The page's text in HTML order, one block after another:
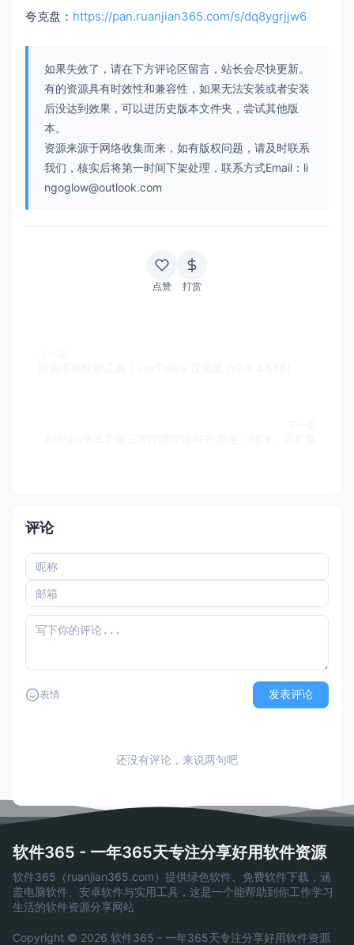
夸克盘： https://pan.ruanjian365.com/s/dq8ygrjjw6
如果失效了，请在下方评论区留言，站长会尽快更新。
有的资源具有时效性和兼容性，如果无法安装或者安装
后没达到效果，可以进历史版本文件夹，尝试其他版
本。
资源来源于网络收集而来，如有版权问题，请及时联系
我们，核实后将第一时间下架处理，联系方式Email：li
ngoglow@outlook.com
点赞 打赏
评论
表情 发表评论
还没有评论，来说两句吧
软件365 - 一年365天专注分享好用软件资源
软件365（ruanjian365.com）提供绿色软件、免费软件下载，涵
盖电脑软件、安卓软件与实用工具，这是一个能帮助到你工作学习
生活的软件资源分享网站
Copyright © 2026 软件365 - 一年365天专注分享好用软件资源